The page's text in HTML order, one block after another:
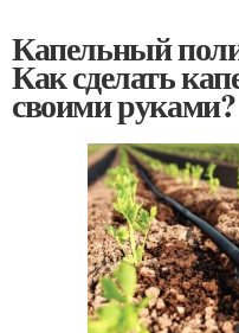
Капельный
Как сделать
своими руками?